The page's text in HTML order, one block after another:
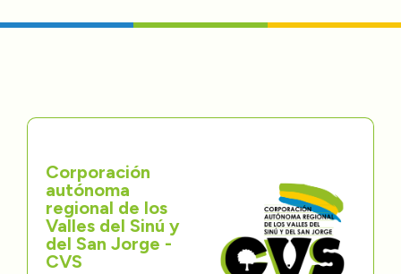
Transparencia
Participa
Trámites y Servicios
Contáctenos
Corporación
autónoma
regional de los
Valles del Sinú y
del San Jorge -
CVS